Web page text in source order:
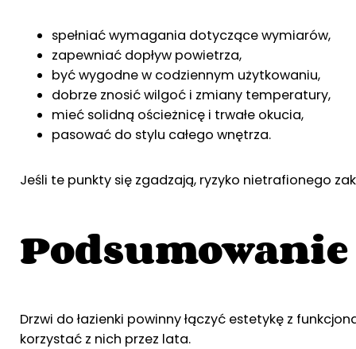
spełniać wymagania dotyczące wymiarów,
zapewniać dopływ powietrza,
być wygodne w codziennym użytkowaniu,
dobrze znosić wilgoć i zmiany temperatury,
mieć solidną ościeżnicę i trwałe okucia,
pasować do stylu całego wnętrza.
Jeśli te punkty się zgadzają, ryzyko nietrafionego
Podsumowanie
Drzwi do łazienki powinny łączyć estetykę z
korzystać z nich przez lata.